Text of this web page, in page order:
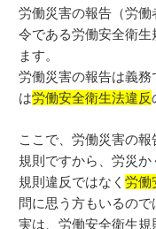
労働災害の報告（労
令である労働安全衛
ます。
労働災害の報告は義
は労働安全衛生法違反
ここで、労働災害の
規則ですから、労災
規則違反ではなく労働
問に思う方もいるので
実は、労働安全衛生規